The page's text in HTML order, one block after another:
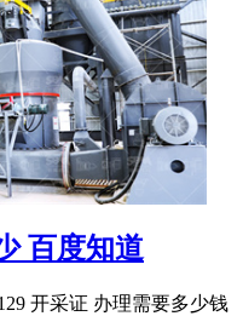
百度知道
开采证 办理需要多少钱